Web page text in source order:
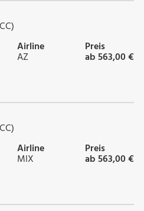
Airline
AZ
Preis
ab 563,00 €
Airline
MIX
Preis
ab 563,00 €